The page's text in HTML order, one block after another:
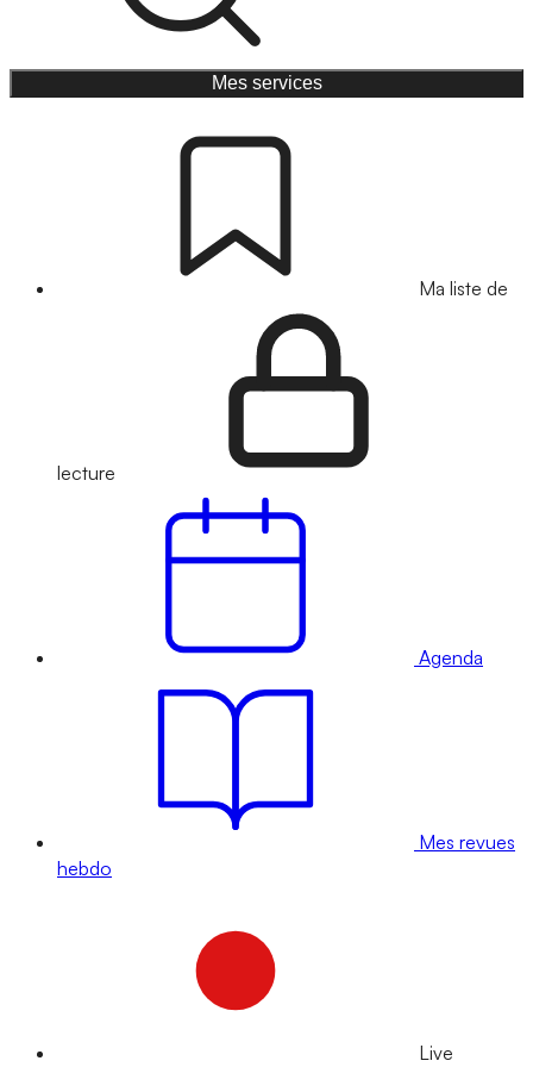
Mes services
Ma liste de
lecture
Agenda
Mes revues
hebdo
Live